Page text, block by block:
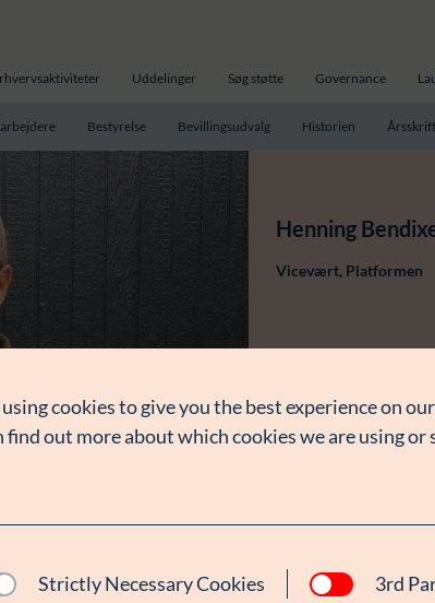
Uddelinger Søg støtte Governance
Bestyrelse Bevillingsudvalg Historien
Henning
Vicevært, Platformen
cookies to give you the best experience on
find out more about which cookies we are using
Strictly Necessary Cookies 3rd